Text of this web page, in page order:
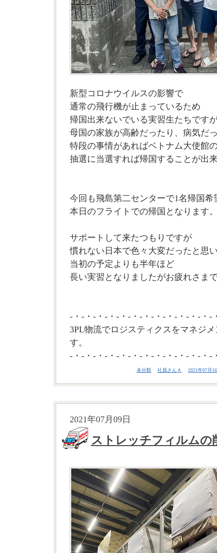
新型コロナウイルスの影響で
通常の飛行機が止まっているため
帰国出来ないでいる実習生たちです
母国の家族が高齢だったり、病気だ
特段の事情があればベトナム大使館
抽選に当選すれば帰国することが出
今回も飛島第二センターで1名帰国
本日のフライトでの帰国となります
サポートして来たつもりですが
慣れない日本で色々大変だったと思
当初の予定よりも半年ほど
長い実習となりましたがお疲れさま
-・-・-・-・-・-・-・-・-・-・-・-・-
3PL物流でロジスティクスをマネジ
す。
-・-・-・-・-・-・-・-・-・-・-・-・-
未分類 社員さんＡ 2021年07月
2021年07月09日
ストレッチフィルムの